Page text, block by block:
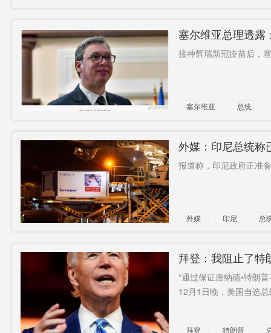
越打越强
对中国市
场
八车道
当地警察
局
塞尔维亚总理透露
接种辉瑞新冠疫苗后，
塞尔维亚 总统
外媒：印尼总统称
报道称，印尼政府正准
外媒 印尼
总
拜登：我阻止了特
“通过保证唐纳德•特朗
12月1日晚，美国当选
拜登 特朗普